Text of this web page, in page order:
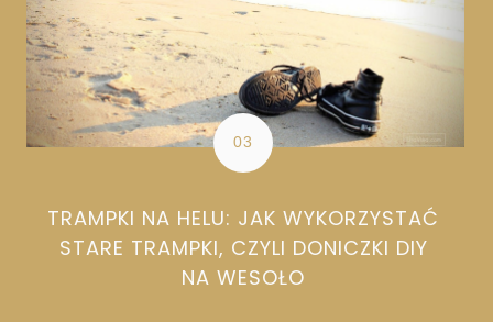
TRAMPKI NA HELU: JAK WYKORZYSTAĆ
STARE TRAMPKI, CZYLI DONICZKI DIY
NA WESOŁO